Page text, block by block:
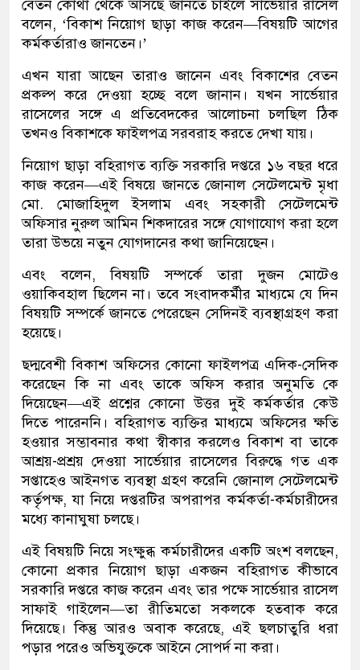
বেতন কোথা থেকে আসছে জানতে চাইলে সার্ভেয়ার রাসেল
বলেন, ‘বিকাশ নিয়োগ ছাড়া কাজ করেন—বিষয়টি আগের
কর্মকর্তারাও জানতেন।’
এখন যারা আছেন তারাও জানেন এবং বিকাশের বেতন
প্রকল্প করে দেওয়া হচ্ছে বলে জানান। যখন সার্ভেয়ার
রাসেলের সঙ্গে এ প্রতিবেদকের আলোচনা চলছিল ঠিক
তখনও বিকাশকে ফাইলপত্র সরবরাহ করতে দেখা যায়।
নিয়োগ ছাড়া বহিরাগত ব্যক্তি সরকারি দপ্তরে ১৬ বছর ধরে
কাজ করেন—এই বিষয়ে জানতে জোনাল সেটেলমেন্ট মৃধা
মো. মোজাহিদুল ইসলাম এবং সহকারী সেটেলমেন্ট
অফিসার নুরুল আমিন শিকদারের সঙ্গে যোগাযোগ করা হলে
তারা উভয়ে নতুন যোগদানের কথা জানিয়েছেন।
এবং বলেন, বিষয়টি সম্পর্কে তারা দুজন মোটেও
ওয়াকিবহাল ছিলেন না। তবে সংবাদকর্মীর মাধ্যমে যে দিন
বিষয়টি সম্পর্কে জানতে পেরেছেন সেদিনই ব্যবস্থাগ্রহণ করা
হয়েছে।
ছদ্মবেশী বিকাশ অফিসের কোনো ফাইলপত্র এদিক-সেদিক
করেছেন কি না এবং তাকে অফিস করার অনুমতি কে
দিয়েছেন—এই প্রশ্নের কোনো উত্তর দুই কর্মকর্তার কেউ
দিতে পারেননি। বহিরাগত ব্যক্তির মাধ্যমে অফিসের ক্ষতি
হওয়ার সম্ভাবনার কথা স্বীকার করলেও বিকাশ বা তাকে
আশ্রয়-প্রশ্রয় দেওয়া সার্ভেয়ার রাসেলের বিরুদ্ধে গত এক
সপ্তাহেও আইনগত ব্যবস্থা গ্রহণ করেনি জোনাল সেটেলমেন্ট
কর্তৃপক্ষ, যা নিয়ে দপ্তরটির অপরাপর কর্মকর্তা-কর্মচারীদের
মধ্যে কানাঘুষা চলছে।
এই বিষয়টি নিয়ে সংক্ষুব্ধ কর্মচারীদের একটি অংশ বলছেন,
কোনো প্রকার নিয়োগ ছাড়া একজন বহিরাগত কীভাবে
সরকারি দপ্তরে কাজ করেন এবং তার পক্ষে সার্ভেয়ার রাসেল
সাফাই গাইলেন—তা রীতিমতো সকলকে হতবাক করে
দিয়েছে। কিন্তু আরও অবাক করেছে, এই ছলচাতুরি ধরা
পড়ার পরেও অভিযুক্তকে আইনে সোপর্দ না করা।